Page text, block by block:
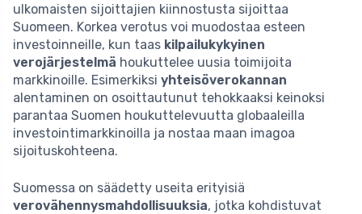
ulkomaisten sijoittajien kiinnostusta sijoittaa
Suomeen. Korkea verotus voi muodostaa esteen
investoinneille, kun taas kilpailukykyinen
verojärjestelmä houkuttelee uusia toimijoita
markkinoille. Esimerkiksi yhteisöverokannan
alentaminen on osoittautunut tehokkaaksi keinoksi
parantaa Suomen houkuttelevuutta globaaleilla
investointimarkkinoilla ja nostaa maan imagoa
sijoituskohteena.
Suomessa on säädetty useita erityisiä
verovähennysmahdollisuuksia, jotka kohdistuvat